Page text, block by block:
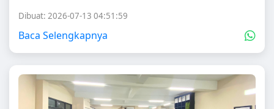
Dibuat: 2026-07-13 04:51:59
Baca Selengkapnya